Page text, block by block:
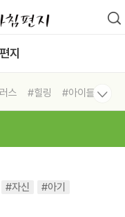
지
스 #힐링
#아이들
#자신
#아기